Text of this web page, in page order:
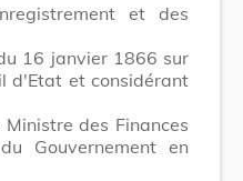
et des
16 janvier 1866 sur
d'Etat et considérant
des Finances
Gouvernement en